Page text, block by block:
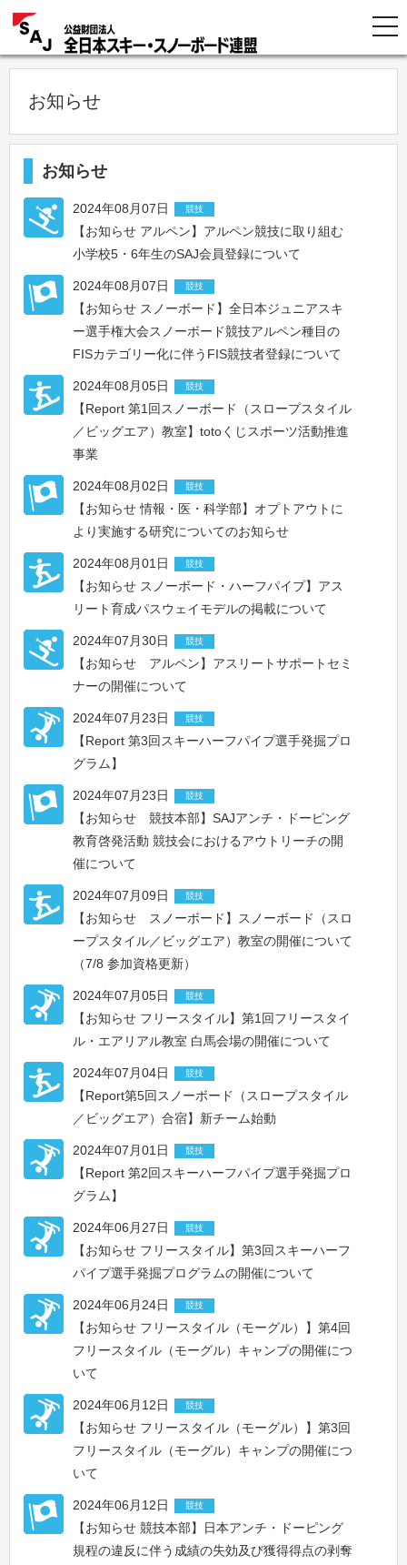
お知らせ
お知らせ
2024年08月07日 競技
【お知らせ アルペン】アルペン競技に取り組む
小学校5・6年生のSAJ会員登録について
2024年08月07日 競技
【お知らせ スノーボード】全日本ジュニアスキ
ー選手権大会スノーボード競技アルペン種目の
FISカテゴリー化に伴うFIS競技者登録について
2024年08月05日 競技
【Report 第1回スノーボード（スロープスタイル
／ビッグエア）教室】totoくじスポーツ活動推進
事業
2024年08月02日 競技
【お知らせ 情報・医・科学部】オプトアウトに
より実施する研究についてのお知らせ
2024年08月01日 競技
【お知らせ スノーボード・ハーフパイプ】アス
リート育成パスウェイモデルの掲載について
2024年07月30日 競技
【お知らせ アルペン】アスリートサポートセミ
ナーの開催について
2024年07月23日 競技
【Report 第3回スキーハーフパイプ選手発掘プロ
グラム】
2024年07月23日 競技
【お知らせ 競技本部】SAJアンチ・ドーピング
教育啓発活動 競技会におけるアウトリーチの開
催について
2024年07月09日 競技
【お知らせ スノーボード】スノーボード（スロ
ープスタイル／ビッグエア）教室の開催について
（7/8 参加資格更新）
2024年07月05日 競技
【お知らせ フリースタイル】第1回フリースタイ
ル・エアリアル教室 白馬会場の開催について
2024年07月04日 競技
【Report第5回スノーボード（スロープスタイル
／ビッグエア）合宿】新チーム始動
2024年07月01日 競技
【Report 第2回スキーハーフパイプ選手発掘プロ
グラム】
2024年06月27日 競技
【お知らせ フリースタイル】第3回スキーハーフ
パイプ選手発掘プログラムの開催について
2024年06月24日 競技
【お知らせ フリースタイル（モーグル）】第4回
フリースタイル（モーグル）キャンプの開催につ
いて
2024年06月12日 競技
【お知らせ フリースタイル（モーグル）】第3回
フリースタイル（モーグル）キャンプの開催につ
いて
2024年06月12日 競技
【お知らせ 競技本部】日本アンチ・ドーピング
規程の違反に伴う成績の失効及び獲得得点の剥奪